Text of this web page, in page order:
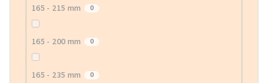
165 - 215 mm 0
165 - 200 mm 0
165 - 235 mm 0